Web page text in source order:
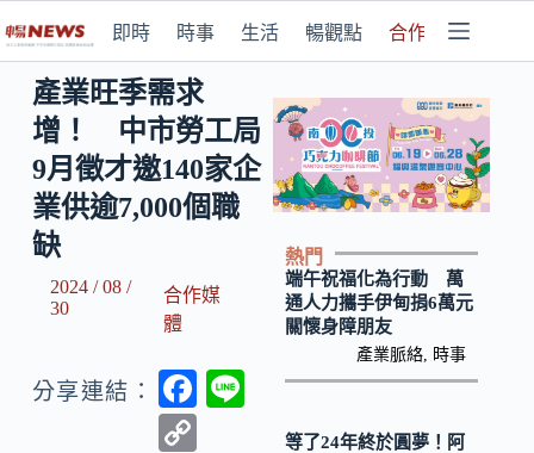
即時 時事 生活 暢觀點 合作媒體
產業旺季需求
增！ 中市勞工局
9月徵才邀140家企
業供逾7,000個職
缺
2024 / 08 /
30
合作媒
體
分享連結：
F
熱門
端午祝福化為行動 萬
通人力攜手伊甸捐6萬元
關懷身障朋友
產業脈絡 時事
等了24年終於圓夢！阿